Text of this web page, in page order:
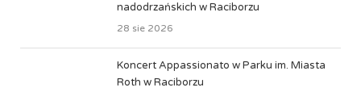
nadodrzańskich w Raciborzu
28 sie 2026
Koncert Appassionato w Parku im. Miasta
Roth w Raciborzu